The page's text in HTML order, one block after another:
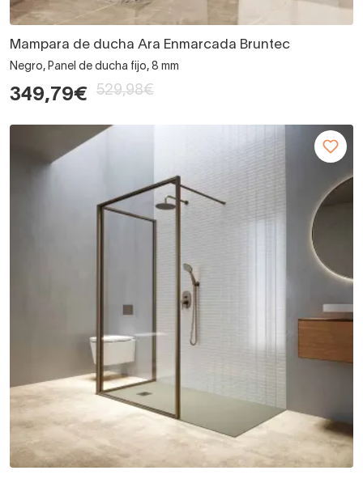
Mampara de ducha Ara Enmarcada Bruntec
Negro, Panel de ducha fijo, 8 mm
349,79€ 529,98€